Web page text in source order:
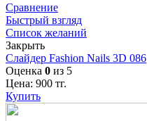
Сравнение
Быстрый взгляд
Список желаний
Закрыть
Слайдер Fashion Nails 3D 086
Оценка 0 из 5
Цена: 900 тг.
Купить